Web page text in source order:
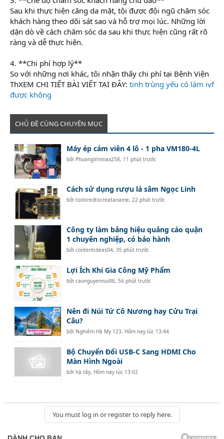
Sau khi thực hiện căng da mặt, tôi được đội ngũ chăm sóc
khách hàng theo dõi sát sao và hỗ trợ mọi lúc. Những lời
dặn dò về cách chăm sóc da sau khi thực hiện cũng rất rõ
ràng và dễ thực hiện.
4. **Chi phí hợp lý**
So với những nơi khác, tôi nhận thấy chi phí tại Bệnh Viện
ThXEM CHI TIẾT BÀI VIẾT TẠI ĐÂY: tinh trùng yếu có làm ivf
được không
CHỦ ĐỀ CÙNG CHUYÊN MỤC
Máy ép cám viên 4 lô - 1 pha VM180-4L
bởi PhuongVinmax258, 11 phút trước
Cách sử dụng rượu lá sâm Ngọc Linh
bởitootiredtocreataname, 22 phút trước
Công ty làm bảng hiệu quảng cáo quận
1 chuyên nghiệp, có bảo hành
bởicontentideas04,35 phút trước
Lợi Ích Khi Gia Công Mỹ Phẩm
bởicaonguyennui86,56 phút trước
Nên đi Núi Tứ Cô Nương hay Cửu Trại
Câu?
bởi Nghiêm Hà My 123, Hôm nay lúc 13:44
Bộ Chuyển Đổi USB-C Sang HDMI Cho
Màn Hình Ngoài
bởihà tây, Hôm nay lúc 13:02
You must log in or register to reply here.